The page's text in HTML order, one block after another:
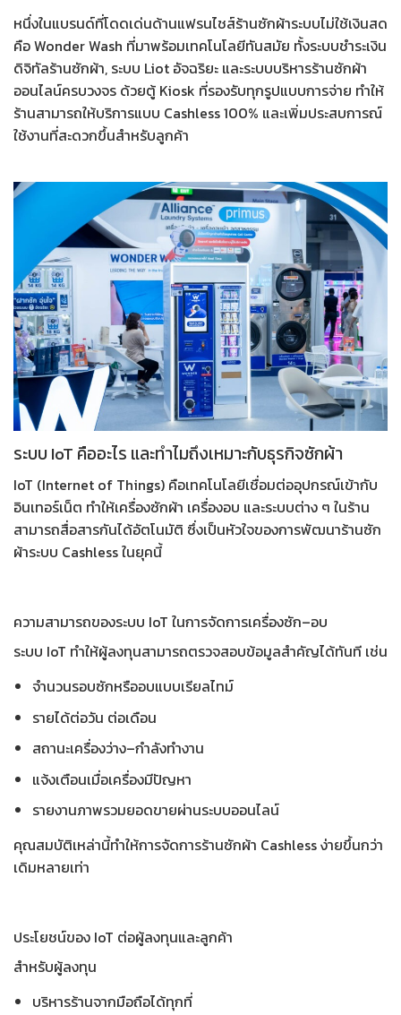
หนึ่งในแบรนด์ที่โดดเด่นด้านแฟรนไชส์ร้านซักผ้าระบบไม่ใช้เงินสด
คือWonder Wash ที่มาพร้อมเทคโนโลยีทันสมัย ทั้งระบบชำระเงิน
ดิจิทัลร้านซักผ้า, ระบบ Liot อัจฉริยะ และระบบบริหารร้านซักผ้า
ออนไลน์ครบวงจร ด้วยตู้ Kiosk ที่รองรับทุกรูปแบบการจ่าย ทำให้
ร้านสามารถให้บริการแบบ Cashless 100% และเพิ่มประสบการณ์
ใช้งานที่สะดวกขึ้นสำหรับลูกค้า
ระบบ IoT คืออะไร และทำไมถึงเหมาะกับธุรกิจซักผ้า
IoT (Internet of Things) คือเทคโนโลยีเชื่อมต่ออุปกรณ์เข้ากับ
อินเทอร์เน็ต ทำให้เครื่องซักผ้า เครื่องอบ และระบบต่าง ๆ ในร้าน
สามารถสื่อสารกันได้อัตโนมัติ ซึ่งเป็นหัวใจของการพัฒนาร้านซัก
ผ้าระบบ Cashlessในยุคนี้
ความสามารถของระบบ IoT ในการจัดการเครื่องซัก–อบ
ระบบ IoT ทำให้ผู้ลงทุนสามารถตรวจสอบข้อมูลสำคัญได้ทันที เช่น
จำนวนรอบซักหรืออบแบบเรียลไทม์
รายได้ต่อวัน ต่อเดือน
สถานะเครื่องว่าง–กำลังทำงาน
แจ้งเตือนเมื่อเครื่องมีปัญหา
รายงานภาพรวมยอดขายผ่านระบบออนไลน์
คุณสมบัติเหล่านี้ทำให้การจัดการร้านซักผ้า Cashlessง่ายขึ้นกว่า
เดิมหลายเท่า
ประโยชน์ของ IoT ต่อผู้ลงทุนและลูกค้า
สำหรับผู้ลงทุน
บริหารร้านจากมือถือได้ทุกที่